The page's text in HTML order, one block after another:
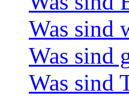
Was sind
Was sind
Was sind